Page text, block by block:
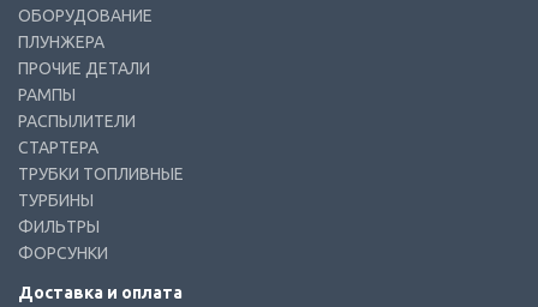
ОБОРУДОВАНИЕ
ПЛУНЖЕРА
ПРОЧИЕ ДЕТАЛИ
РАМПЫ
РАСПЫЛИТЕЛИ
СТАРТЕРА
ТРУБКИ ТОПЛИВНЫЕ
ТУРБИНЫ
ФИЛЬТРЫ
ФОРСУНКИ
Доставка и оплата